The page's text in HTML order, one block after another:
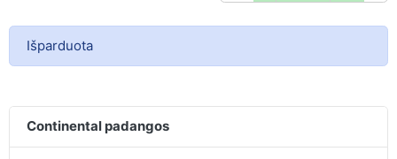
Išparduota
Continental padangos